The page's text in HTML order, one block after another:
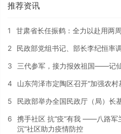
推荐资讯
1 甘肃省长任振鹤：全力以赴用两
2 民政部党组书记、部长李纪恒率
3 三代参军，接力报效祖国——记
4 山东菏泽市定陶区召开“加强农
5 民政部举办全国民政厅（局）长
6
携手社区 抗“疫”有我 ——八路军
沉”社区助力疫情防控